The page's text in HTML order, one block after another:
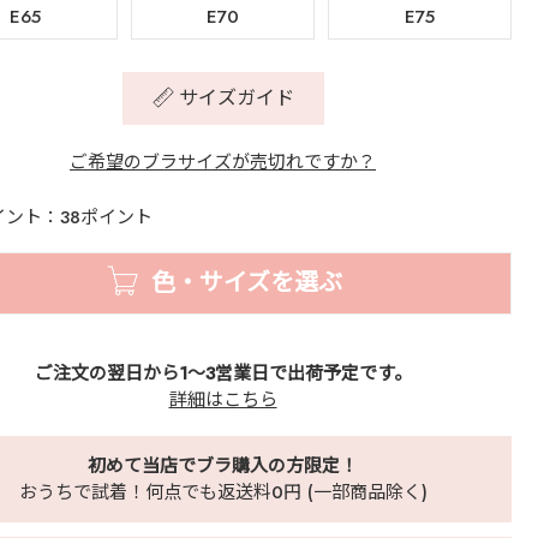
E65 E70 E75
サイズガイド
ご希望のブラサイズが売切れですか？
ト：38ポイント
色・サイズを選ぶ
ご注文の翌日から1～3営業日で出荷予定です。
詳細はこちら
初めて当店でブラ購入の方限定！
おうちで試着！何点でも返送料0円 (一部商品除く)